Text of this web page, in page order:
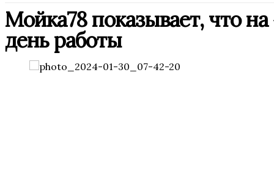
Мойка78 показывает, что
день работы